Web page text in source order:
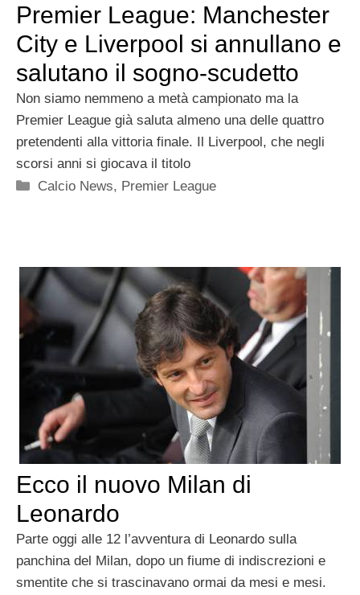
Premier League: Manchester
City e Liverpool si annullano e
salutano il sogno-scudetto
Non siamo nemmeno a metà campionato ma la
Premier League già saluta almeno una delle quattro
pretendenti alla vittoria finale. Il Liverpool, che negli
scorsi anni si giocava il titolo
Categorie
Calcio News, Premier League
Ecco il nuovo Milan di
Leonardo
Parte oggi alle 12 l’avventura di Leonardo sulla
panchina del Milan, dopo un fiume di indiscrezioni e
smentite che si trascinavano ormai da mesi e mesi.